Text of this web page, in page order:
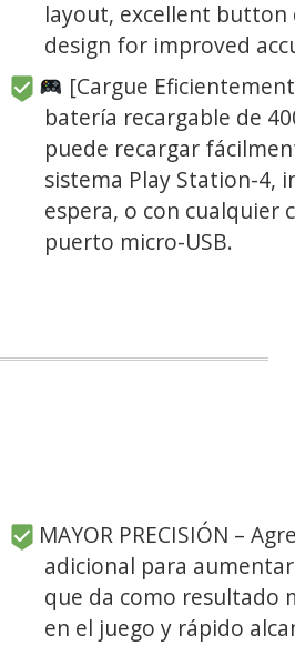
layout, excellent button
design for improved
[Cargue
batería recargable de
puede recargar
sistema Play Station-4,
espera, o con cualquier
puerto micro-USB.
MAYOR PRECISIÓN –
adicional para
que da como resultado
en el juego y rápido